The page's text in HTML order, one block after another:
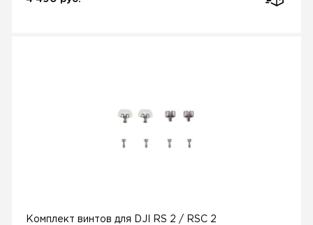
Комплект винтов для DJI RS 2 / RSC 2